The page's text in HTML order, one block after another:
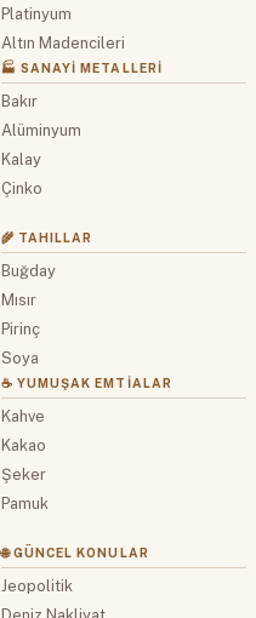
Platinyum
Altın Madencileri
🏭 SANAYI METALLERI
Bakır
Alüminyum
Kalay
Çinko
🌾 TAHILLAR
Buğday
Mısır
Pirinç
Soya
☕ YUMUŞAK EMTIALAR
Kahve
Kakao
Şeker
Pamuk
🌐 GÜNCEL KONULAR
Jeopolitik